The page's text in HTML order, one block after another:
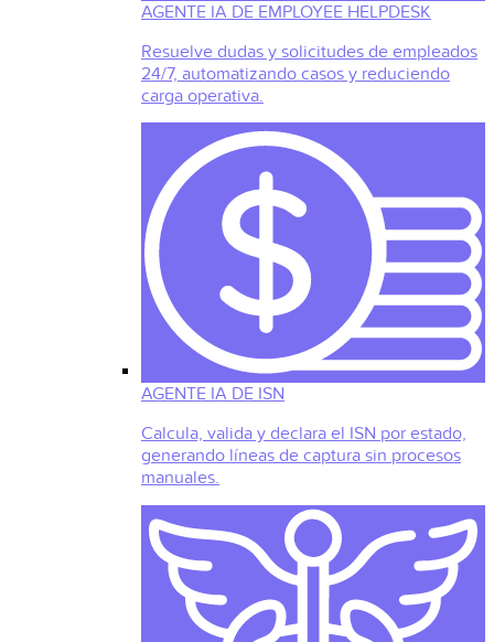
AGENTE IA DE EMPLOYEE HELPDESK
Resuelve dudas y solicitudes de empleados
24/7, automatizando casos y reduciendo
carga operativa.
AGENTE IA DE ISN
Calcula, valida y declara el ISN por estado,
generando líneas de captura sin procesos
manuales.